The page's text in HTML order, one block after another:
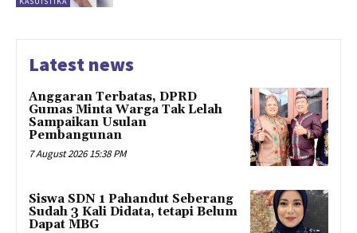
Latest news
Anggaran Terbatas, DPRD
Gumas Minta Warga Tak Lelah
Sampaikan Usulan
Pembangunan
7 August 2026 15:38 PM
Siswa SDN 1 Pahandut Seberang
Sudah 3 Kali Didata, tetapi Belum
Dapat MBG